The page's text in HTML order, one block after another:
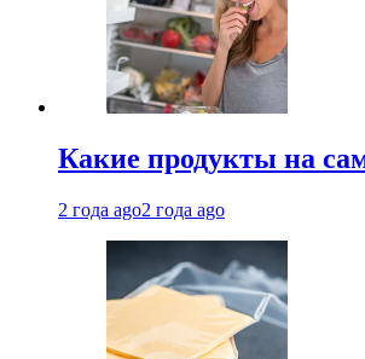
Какие продукты на
2 года ago2 года ago